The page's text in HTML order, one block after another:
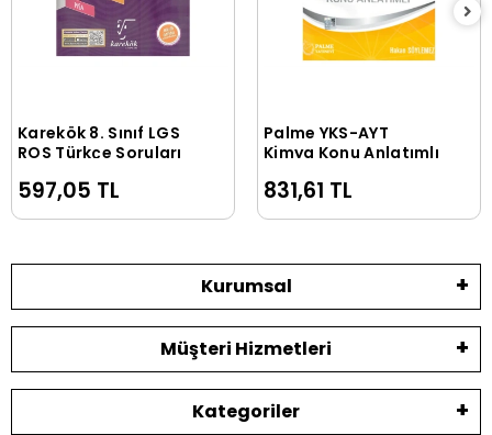
Sepete Ekle
Karekök 8. Sınıf LGS
ROS Türkçe Soruları
597,05 TL
Sepete Ekle
Palme YKS-AYT
Kimya Konu Anlatımlı
831,61 TL
Kurumsal
Müşteri Hizmetleri
Kategoriler